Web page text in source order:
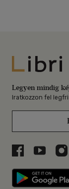
Legyen mindig
Iratkozzon fel
Libri aLibri a